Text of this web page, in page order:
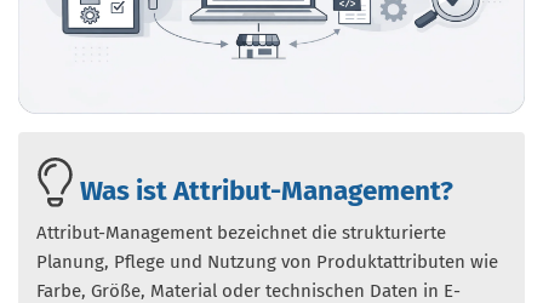
Was ist Attribut-Management?
Attribut-Management bezeichnet die strukturierte
Planung, Pflege und Nutzung von Produktattributen wie
Farbe, Größe, Material oder technischen Daten in E-